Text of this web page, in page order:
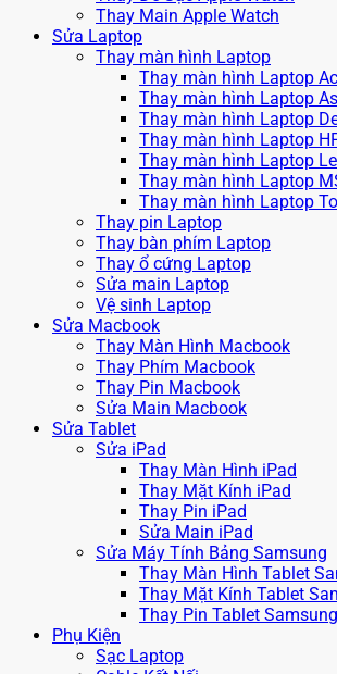
Thay Main Apple Watch
Sửa Laptop
Thay màn hình Laptop
Thay màn hình Laptop
Thay màn hình Laptop
Thay màn hình Laptop
Thay màn hình Laptop
Thay màn hình Laptop
Thay màn hình Laptop
Thay màn hình Laptop
Thay pin Laptop
Thay bàn phím Laptop
Thay ổ cứng Laptop
Sửa main Laptop
Vệ sinh Laptop
Sửa Macbook
Thay Màn Hình Macbook
Thay Phím Macbook
Thay Pin Macbook
Sửa Main Macbook
Sửa Tablet
Sửa iPad
Thay Màn Hình iPad
Thay Mặt Kính iPad
Thay Pin iPad
Sửa Main iPad
Sửa Máy Tính Bảng Samsung
Thay Màn Hình Tablet
Thay Mặt Kính Tablet
Thay Pin Tablet Samsung
Phụ Kiện
Sạc Laptop